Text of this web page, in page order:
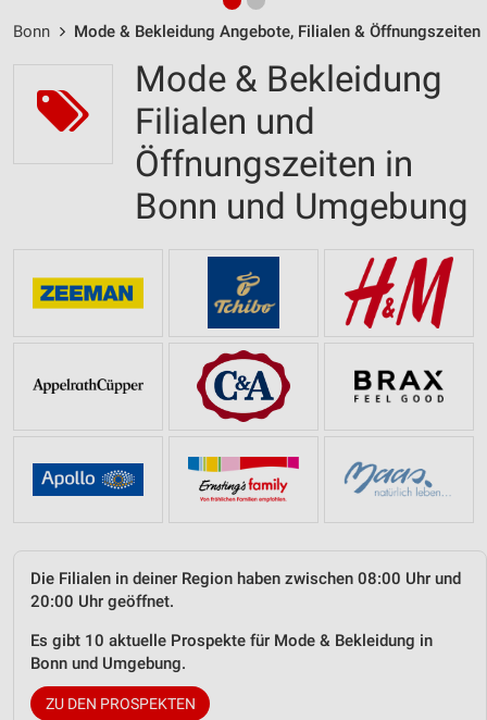
Bonn Mode & Bekleidung Angebote, Filialen & Öffnungszeiten
Mode & Bekleidung
Filialen und
Öffnungszeiten in
Bonn und Umgebung
Die Filialen in deiner Region haben zwischen 08:00 Uhr und
20:00 Uhr geöffnet.
Es gibt 10 aktuelle Prospekte für Mode & Bekleidung in
Bonn und Umgebung.
ZU DEN PROSPEKTEN